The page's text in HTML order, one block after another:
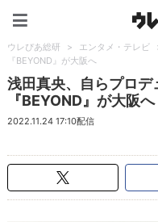
ウレぴあ総研 > エンタメ・テレビ
『BEYOND』が大阪へ
浅田真央、自らプロデ
『BEYOND』が大阪へ
2022.11.24 17:10配信